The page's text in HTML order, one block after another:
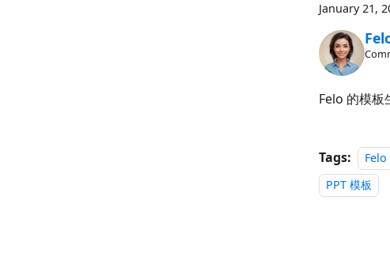
January 21,
Felo 的模板
Tags:
PPT 模板